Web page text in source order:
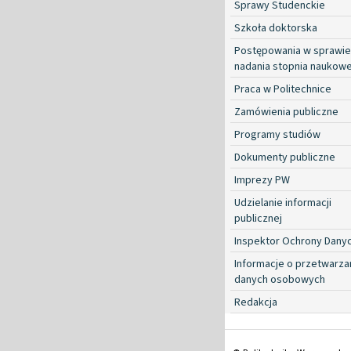
Sprawy Studenckie
Szkoła doktorska
Postępowania w sprawie
nadania stopnia
Praca w Politechnice
Zamówienia publiczne
Programy studiów
Dokumenty publiczne
Imprezy PW
Udzielanie informacji
publicznej
Inspektor Ochrony
Informacje o
danych osobowych
Redakcja